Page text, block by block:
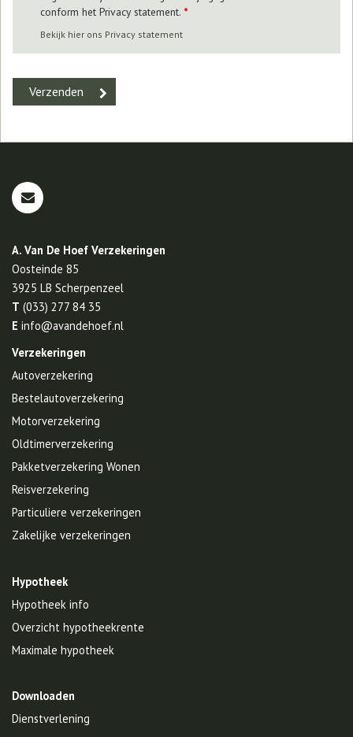
conform het Privacy statement. *
Bekijk hier ons Privacy statement
A. Van De Hoef Verzekeringen
Oosteinde 85
3925 LB Scherpenzeel
T (033) 277 84 35
E info@avandehoef.nl
Verzekeringen
Autoverzekering
Bestelautoverzekering
Motorverzekering
Oldtimerverzekering
Pakketverzekering Wonen
Reisverzekering
Particuliere verzekeringen
Zakelijke verzekeringen
Hypotheek
Hypotheek info
Overzicht hypotheekrente
Maximale hypotheek
Downloaden
Dienstverlening